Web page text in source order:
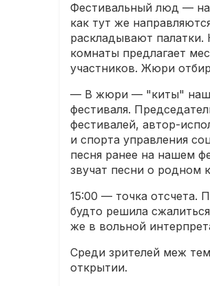
Фестивальный люд —
как тут же
раскладывают
комнаты предлагает
участников. Жюри
— В жюри — "киты"
фестиваля.
фестивалей, автор-
и спорта управления
песня ранее на нашем
звучат песни о родном
15:00 — точка отсчета.
будто решила
же в вольной
Среди зрителей меж
открытии.